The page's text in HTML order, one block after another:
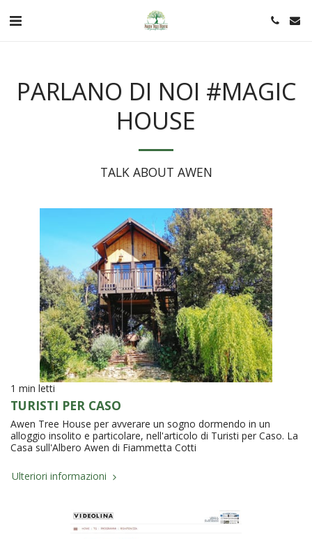
PARLANO DI NOI #MAGIC
HOUSE
TALK ABOUT AWEN
1 min letti
TURISTI PER CASO
Awen Tree House per avverare un sogno dormendo in un
alloggio insolito e particolare, nell'articolo di Turisti per Caso. La
Casa sull'Albero Awen di Fiammetta Cotti
Ulteriori informazioni